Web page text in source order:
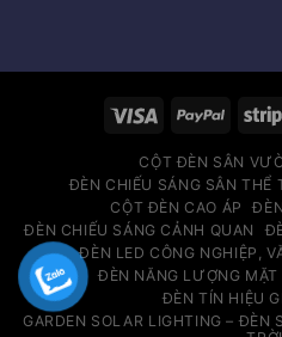
CỘT ĐÈN SÂN
ĐÈN CHIẾU SÁNG SÂN THỂ
CỘT ĐÈN CAO ÁP
ĐÈN CHIẾU SÁNG CẢNH QUAN
ĐÈN LED CÔNG NGHIỆP,
ĐÈN NĂNG LƯỢNG MẶT
ĐÈN TÍN HIỆU
GARDEN SOLAR LIGHTING – ĐÈN